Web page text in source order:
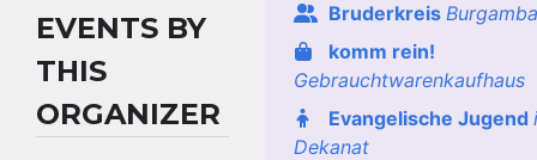
EVENTS BY
THIS
ORGANIZER
Bruderkreis
komm rein!
Gebrauchtwarenkaufhaus
Evangelische Jugend
Dekanat